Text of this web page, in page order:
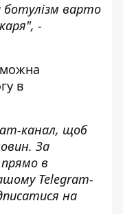
ботулізм варто
-
в
канал, щоб
За
в
Telegram-
на